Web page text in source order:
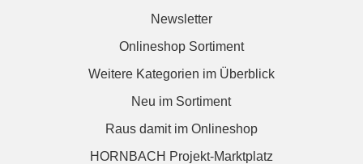
Newsletter
Onlineshop Sortiment
Weitere Kategorien im Überblick
Neu im Sortiment
Raus damit im Onlineshop
HORNBACH Projekt-Marktplatz